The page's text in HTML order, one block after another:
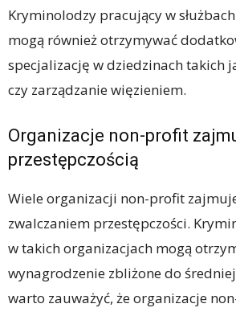
Kryminolodzy pracujący w
mogą również otrzymywać
specjalizację w dziedzinach takich
czy zarządzanie więzieniem.
Organizacje non-profit
przestępczością
Wiele organizacji non-profit
zwalczaniem przestępczości.
w takich organizacjach mogą
wynagrodzenie zbliżone do
warto zauważyć, że organizacje